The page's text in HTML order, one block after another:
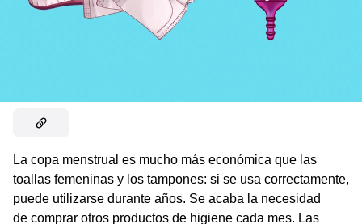
La copa menstrual es mucho más económica que las
toallas femeninas y los tampones: si se usa correctamente,
puede utilizarse durante años. Se acaba la necesidad
de comprar otros productos de higiene cada mes. Las